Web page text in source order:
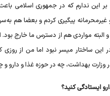
بر این ندارم که در جمهوری
پیگیری کردم و بعضا هم
مواردی هم از دسترس ما خارج
در این ساختار میسر نبود اما من از
وزارت بهداشت، چه در حوزه غذا و دارو و
ایستادگی کنید؟